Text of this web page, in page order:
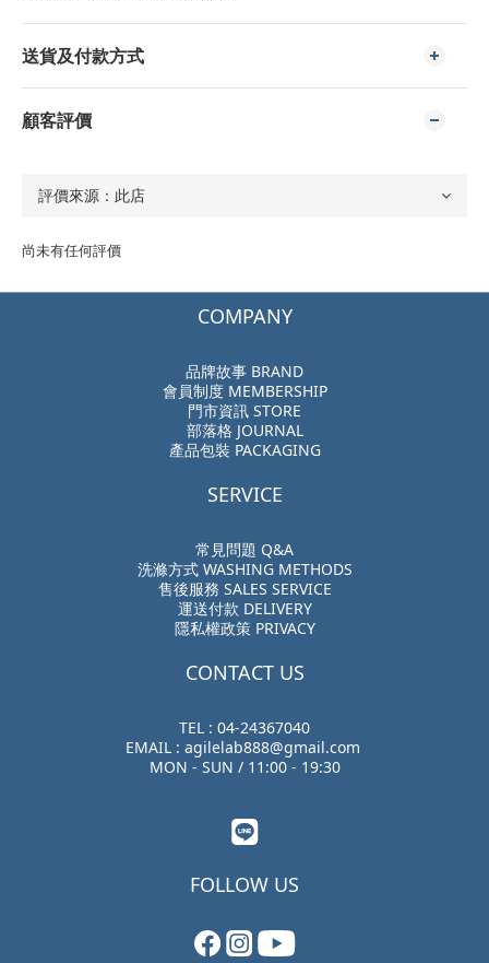
送貨及付款方式
顧客評價
尚未有任何評價
COMPANY
品牌故事 BRAND
會員制度 MEMBERSHIP
門市資訊 STORE
部落格 JOURNAL
產品包裝 PACKAGING
SERVICE
常見問題 Q&A
洗滌方式 WASHING METHODS
售後服務 SALES SERVICE
運送付款 DELIVERY
隱私權政策 PRIVACY
CONTACT US
TEL : 04-24367040
EMAIL : agilelab888@gmail.com
MON - SUN / 11:00 - 19:30
FOLLOW US